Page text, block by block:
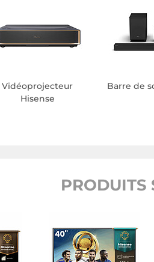
Vidéoprojecteur
Hisense
Barre de
PRODUITS